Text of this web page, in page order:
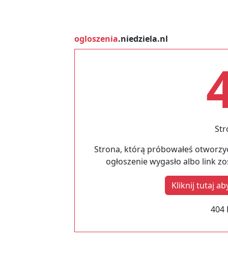
ogloszenia.niedziela.nl
Strona, którą próbowałeś
ogłoszenie wygasło albo link
Kliknij tutaj
404